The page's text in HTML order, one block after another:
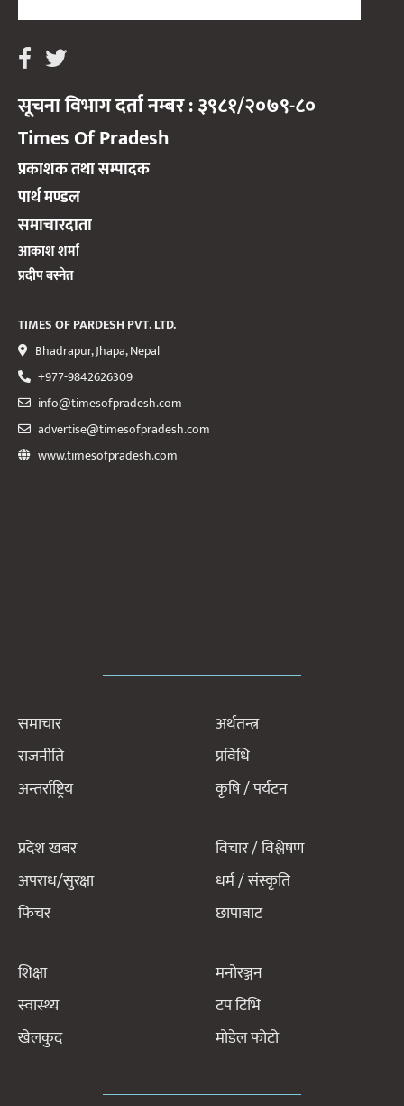
सूचना विभाग दर्ता नम्बर : ३९८१/२०७९-८०
Times Of Pradesh
प्रकाशक तथा सम्पादक
पार्थ मण्डल
समाचारदाता
आकाश शर्मा
प्रदीप बस्नेत
TIMES OF PARDESH PVT. LTD.
Bhadrapur, Jhapa, Nepal
+977-9842626309
info@timesofpradesh.com
advertise@timesofpradesh.com
www.timesofpradesh.com
समाचार
राजनीति
अन्तर्राष्ट्रिय
अर्थतन्त्र
प्रविधि
कृषि / पर्यटन
प्रदेश खबर
अपराध/सुरक्षा
फिचर
विचार / विश्लेषण
धर्म / संस्कृति
छापाबाट
शिक्षा
स्वास्थ्य
खेलकुद
मनोरञ्जन
टप टिभि
मोडेल फोटो